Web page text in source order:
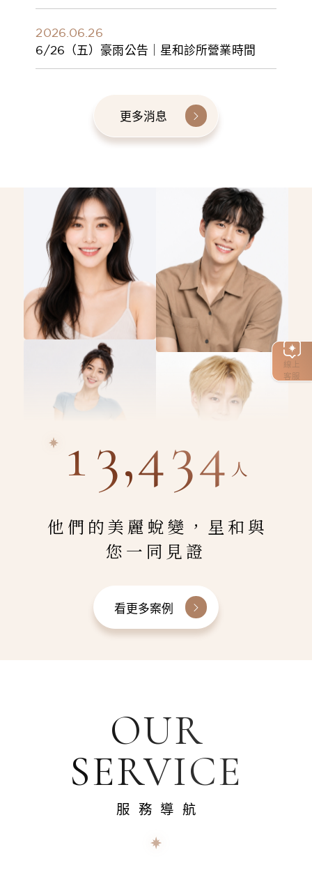
線上
客服
學人才新標準 建構健康美學產學共育模式 串
2026.06.26
6/26（五）豪雨公告｜星和診所營業時間
更多消息
13,434 人
他們的美麗蛻變，星和與
您一同見證
看更多案例
OUR
SERVICE
服務導航